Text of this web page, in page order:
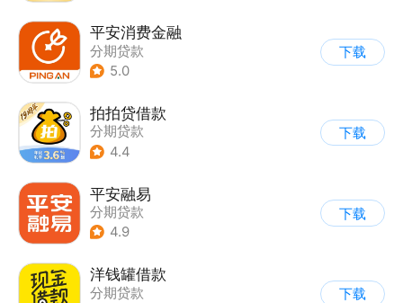
平安消费金融
分期贷款
5.0
下载
拍拍贷借款
分期贷款
4.4
下载
平安融易
分期贷款
4.9
下载
洋钱罐借款
分期贷款
下载